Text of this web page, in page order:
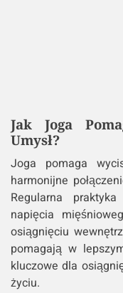
Jak Joga
Umysł?
Joga pomaga
harmonijne
Regularna
napięcia
osiągnięciu
pomagają w
kluczowe dla
życiu.